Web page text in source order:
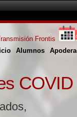
Alumnos
Frontis
COVID